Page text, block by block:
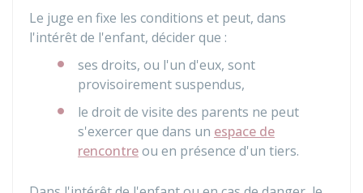
Le juge en fixe les conditions et peut, dans
l'intérêt de l'enfant, décider que :
ses droits, ou l'un d'eux, sont
provisoirement suspendus,
le droit de visite des parents ne peut
s'exercer que dans un espace de
rencontreou en présence d'un tiers.